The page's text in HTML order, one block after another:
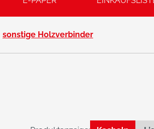
sonstige Holzverbinder